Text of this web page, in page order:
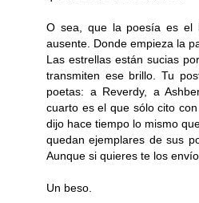
O sea, que la poesía es el
ausente. Donde empieza la
Las estrellas están sucias
transmiten ese brillo. Tu
poetas: a Reverdy, a
cuarto es el que sólo cito
dijo hace tiempo lo mismo
quedan ejemplares de sus
Aunque si quieres te los
Un beso.